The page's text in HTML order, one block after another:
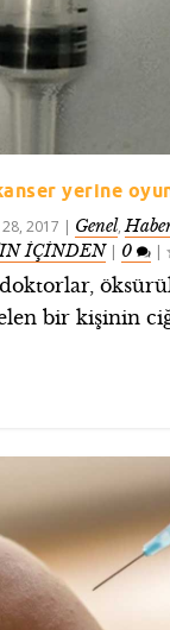
yerine
28, 2017 | Genel,
İÇİNDEN| 0 |
bir kişinin